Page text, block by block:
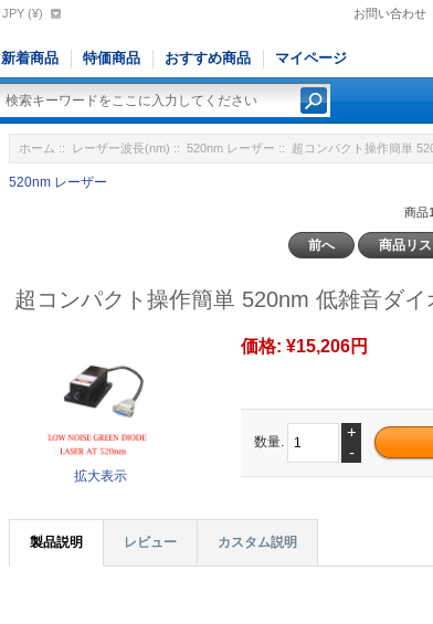
お問い合わせ
JPY (¥)
新着商品 特価商品 おすすめ商品 マイページ
ホーム :: レーザー波長(nm) ::520nm レーザー :: 超コンパクト操作簡単
520nm レーザー
商品
前へ 商品リ
超コンパクト操作簡単 520nm 低雑音ダ
拡大表示
価格:¥15,206円
数量.
+
-
製品説明 レビュー カスタム説明